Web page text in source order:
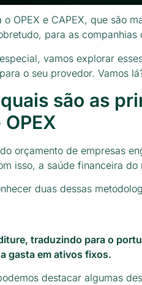
o OPEX e CAPEX, que são
para as companhias
vamos explorar
o seu provedor. Vamos
são as
orçamento de empresas
isso, a saúde financeira
duas dessas
traduzindo para o
gasta em ativos fixos.
destacar algumas